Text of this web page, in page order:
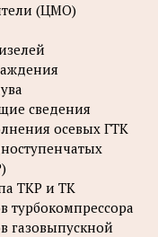
(ЦМО)
сведения
осевых ГТК
ТКР и ТК
турбокомпрессора
газовыпускной